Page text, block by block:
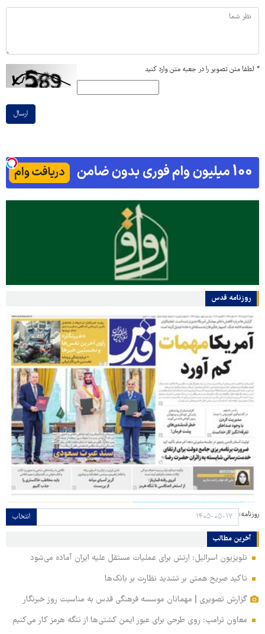
* لطفا متن تصویر را در جعبه متن وارد کنید
ارسال
روزنامه قدس
روزنامه: انتخاب
آخرین مطالب
تلویزیون اسرائیل: ارتش برای عملیات مستقل علیه ایران آماده می‌شود
تاکید صریح همتی بر تشدید نظارت بر بانک‌ها
گزارش تصویری | مهمانان موسسه فرهنگی قدس به مناسبت روز خبرنگار
معاون ترامپ: روی طرحی برای عبور ایمن کشتی‌ها از تنگه هرمز کار می‌کنیم